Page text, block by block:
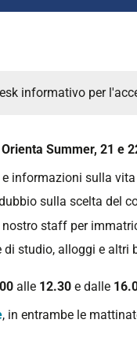
informativo per
Summer, 21 e
informazioni sulla
sulla scelta del
staff per
studio, alloggi e altri
alle 12.30 e dalle
, in entrambe le